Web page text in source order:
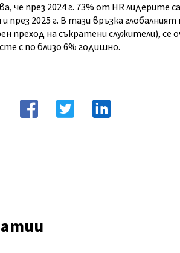
че през 2024 г. 73% от HR
и през 2025 г. В тази връзка
преход на съкратени служители),
с по близо 6% годишно.